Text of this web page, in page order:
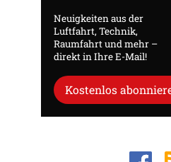
Neuigkeiten aus der
Luftfahrt, Technik,
Raumfahrt und mehr –
direkt in Ihre E-Mail!
Kostenlos